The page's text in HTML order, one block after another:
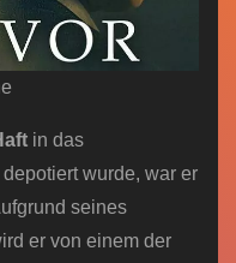
in das
wurde, war er
seines
er von einem der